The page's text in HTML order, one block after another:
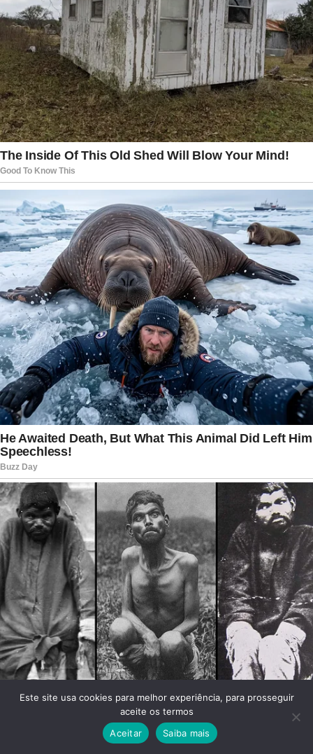
Este site usa cookies para melhor experiência, para prosseguir
aceite os termos
Aceitar
Saiba mais